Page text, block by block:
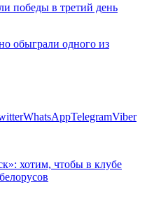
победы в третий день
обыграли одного из
WhatsAppTelegramViber
хотим, чтобы в клубе